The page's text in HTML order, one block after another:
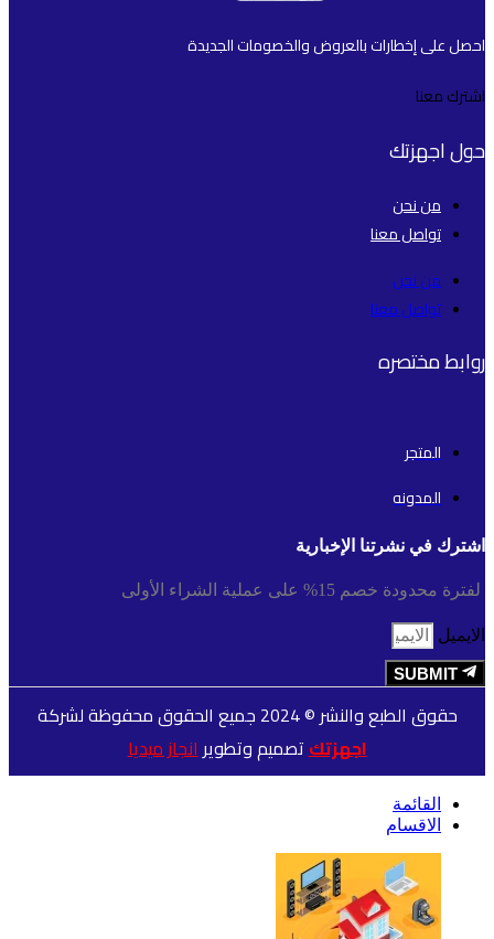
احصل على إخطارات بالعروض والخصومات الجديدة
اشترك معنا
حول اجهزتك
من نحن
تواصل معنا
من نحن
تواصل معنا
روابط مختصره
المتجر
المدونه
اشترك في نشرتنا الإخبارية
لفترة محدودة خصم 15% على عملية الشراء الأولى
الايميل
SUBMIT
حقوق الطبع والنشر © 2024 جميع الحقوق محفوظة لشركة
اجهزتكتصميم وتطويرانجاز ميديا
القائمة
الاقسام